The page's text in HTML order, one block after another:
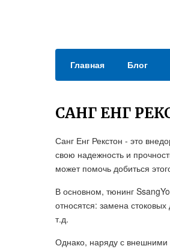
Главная Блог
САНГ ЕНГ
Санг Енг Рекстон - это
свою надежность и
может помочь добиться
В основном, тюнинг
относятся: замена
т.д.
Однако, наряду с внешними